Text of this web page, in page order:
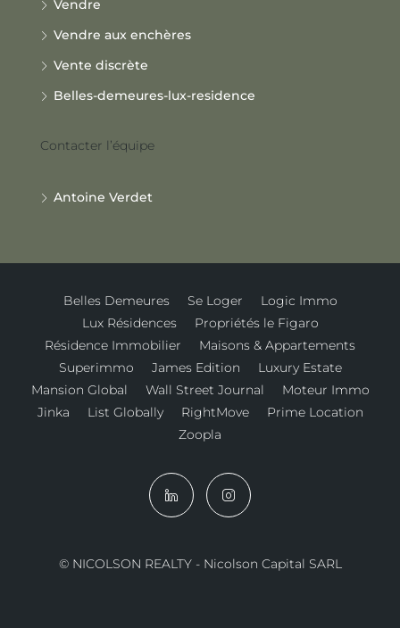
Vendre
Vendre aux enchères
Vente discrète
Belles-demeures-lux-residence
Contacter l’équipe
Antoine Verdet
Belles Demeures Se Loger
Logic Immo
Lux Résidences
Propriétés le Figaro
Résidence Immobilier
Maisons & Appartements
Superimmo
James Edition
Luxury Estate
Mansion Global
Wall Street Journal
Moteur Immo
Jinka
List Globally RightMove
Prime Location
Zoopla
© NICOLSON REALTY - Nicolson Capital SARL